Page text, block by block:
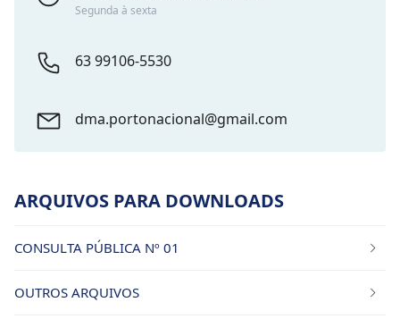
Segunda à sexta
63 99106-5530
dma.portonacional@gmail.com
ARQUIVOS PARA DOWNLOADS
CONSULTA PÚBLICA Nº 01
OUTROS ARQUIVOS